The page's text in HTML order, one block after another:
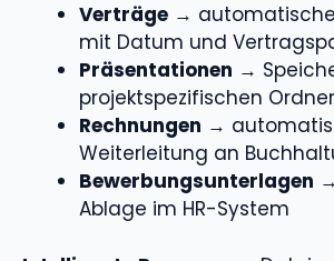
Verträge →
mit Datum und
Präsentationen →
projektspezifischen
Rechnungen →
Weiterleitung an
Bewerbungsunterlagen
Ablage im HR-System